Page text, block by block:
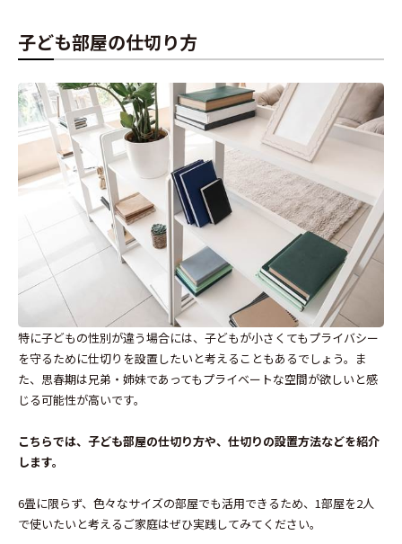
子ども部屋の仕切り方
特に子どもの性別が違う場合には、子どもが小さくてもプライバシー
を守るために仕切りを設置したいと考えることもあるでしょう。ま
た、思春期は兄弟・姉妹であってもプライベートな空間が欲しいと感
じる可能性が高いです。
こちらでは、子ども部屋の仕切り方や、仕切りの設置方法などを紹介
します。
6畳に限らず、色々なサイズの部屋でも活用できるため、1部屋を2人
で使いたいと考えるご家庭はぜひ実践してみてください。